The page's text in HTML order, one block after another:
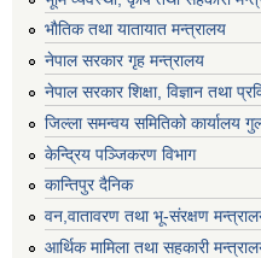
भाैतिक तथा यातायात मन्त्रालय
नेपाल सरकार गृह मन्त्रालय
नेपाल सरकार शिक्षा, विज्ञान तथा
जिल्ला समन्वय समितिको कार्यालय
केन्द्रिय पञ्जिकरण विभाग
कान्तिपुर दैनिक
वन,वातावरण तथा भू-संरक्षण
आर्थिक मामिला तथा सहकारी